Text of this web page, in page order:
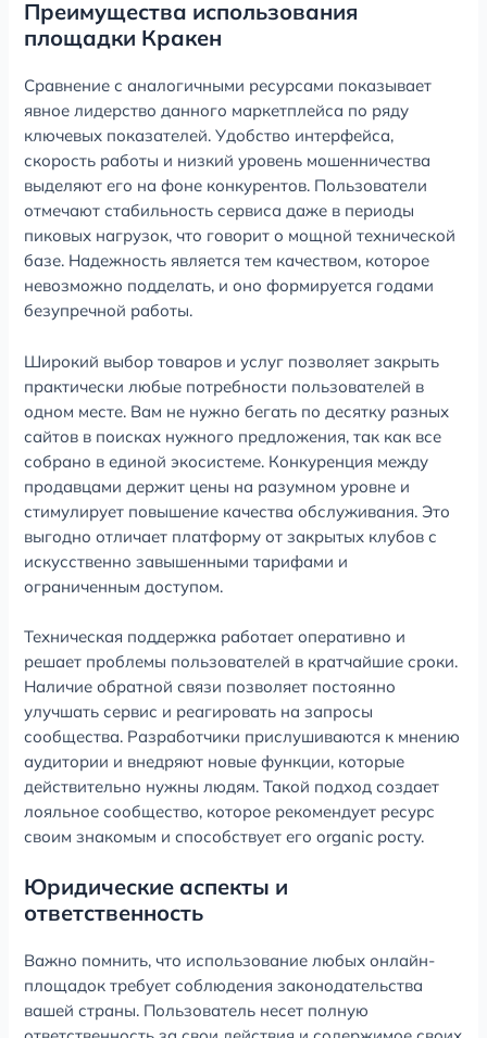
Преимущества использования
площадки Кракен
Сравнение с аналогичными ресурсами показывает
явное лидерство данного маркетплейса по ряду
ключевых показателей. Удобство интерфейса,
скорость работы и низкий уровень мошенничества
выделяют его на фоне конкурентов. Пользователи
отмечают стабильность сервиса даже в периоды
пиковых нагрузок, что говорит о мощной технической
базе. Надежность является тем качеством, которое
невозможно подделать, и оно формируется годами
безупречной работы.
Широкий выбор товаров и услуг позволяет закрыть
практически любые потребности пользователей в
одном месте. Вам не нужно бегать по десятку разных
сайтов в поисках нужного предложения, так как все
собрано в единой экосистеме. Конкуренция между
продавцами держит цены на разумном уровне и
стимулирует повышение качества обслуживания. Это
выгодно отличает платформу от закрытых клубов с
искусственно завышенными тарифами и
ограниченным доступом.
Техническая поддержка работает оперативно и
решает проблемы пользователей в кратчайшие сроки.
Наличие обратной связи позволяет постоянно
улучшать сервис и реагировать на запросы
сообщества. Разработчики прислушиваются к мнению
аудитории и внедряют новые функции, которые
действительно нужны людям. Такой подход создает
лояльное сообщество, которое рекомендует ресурс
своим знакомым и способствует его organic росту.
Юридические аспекты и
ответственность
Важно помнить, что использование любых онлайн-
площадок требует соблюдения законодательства
вашей страны. Пользователь несет полную